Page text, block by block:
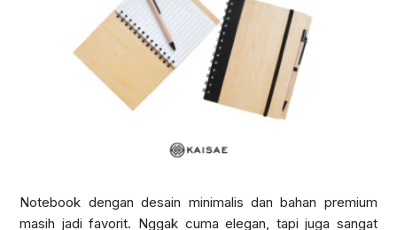
Notebook dengan desain minimalis dan bahan premium
masih jadi favorit. Nggak cuma elegan, tapi juga sangat